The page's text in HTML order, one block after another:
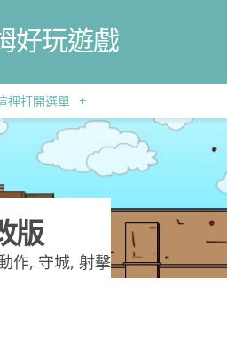
好玩遊戲
裡打開選單 +
版
作, 守城, 射擊